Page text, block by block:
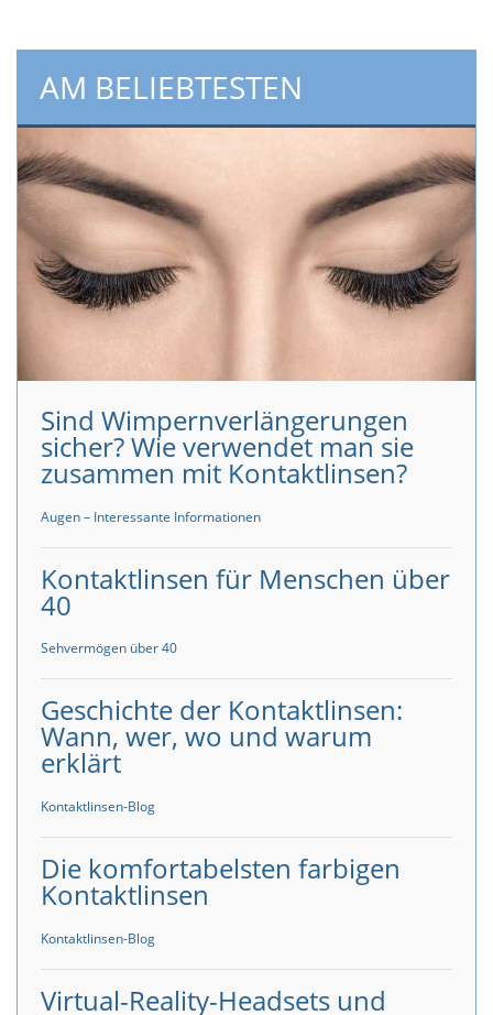
AM BELIEBTESTEN
Sind Wimpernverlängerungen
sicher? Wie verwendet man sie
zusammen mit Kontaktlinsen?
Augen – Interessante Informationen
Kontaktlinsen für Menschen über
40
Sehvermögen über 40
Geschichte der Kontaktlinsen:
Wann, wer, wo und warum
erklärt
Kontaktlinsen-Blog
Die komfortabelsten farbigen
Kontaktlinsen
Kontaktlinsen-Blog
Virtual-Reality-Headsets und